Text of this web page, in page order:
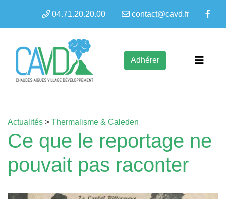
04.71.20.20.00 contact@cavd.fr
Adhérer
Actualités > Thermalisme & Caleden
Ce que le reportage ne
pouvait pas raconter